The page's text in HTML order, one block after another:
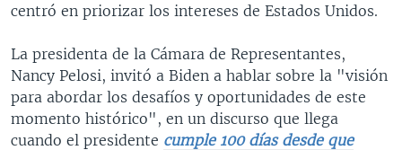
centró en priorizar los intereses de Estados Unidos.
La presidenta de la Cámara de Representantes,
Nancy Pelosi, invitó a Biden a hablar sobre la "visión
para abordar los desafíos y oportunidades de este
momento histórico", en un discurso que llega
cuando el presidente cumple 100 días desde que